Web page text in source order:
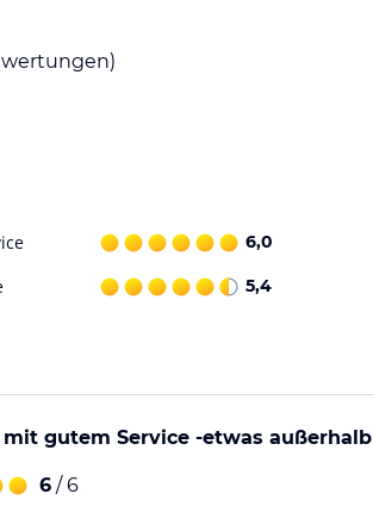
mit dem Fahrrad zu erkunden.
in der Nähe des Hotels verschiedene
Schwerin und das Schweriner Schloss.
6,0
5,4
mit gutem Service -etwas außerhalb
6 / 6